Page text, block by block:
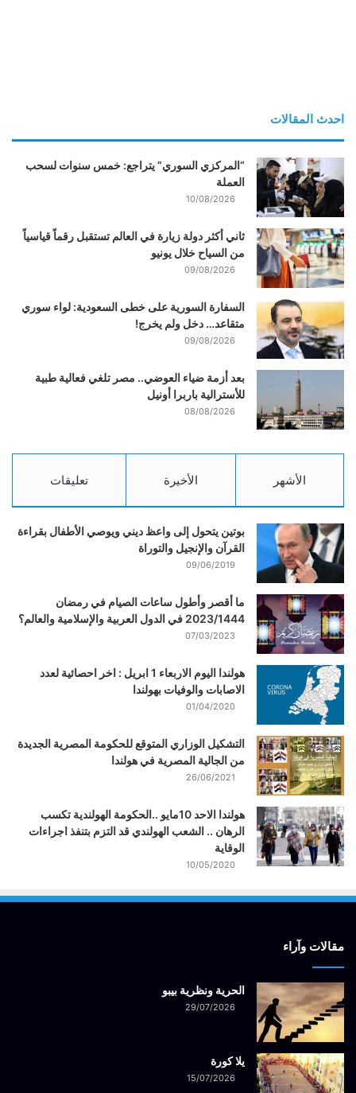
احدث المقالات
“المركزي السوري” يتراجع: خمس سنوات لسحب
العملة
10/08/2026
ثاني أكثر دولة زيارة في العالم تستقبل رقماً قياسياً
من السياح خلال يونيو
09/08/2026
السفارة السورية على خطى السعودية: لواء سوري
متقاعد… دخل ولم يخرج!
09/08/2026
بعد أزمة ضياء العوضي.. مصر تلغي فعالية طبية
للأسترالية باربرا أونيل
08/08/2026
الأشهر الأخيرة تعليقات
بوتين يتحول إلى واعظ ديني ويوصي الأطفال بقراءة
القرآن والإنجيل والتوراة
09/06/2019
ما أقصر وأطول ساعات الصيام في رمضان
2023/1444 في الدول العربية والإسلامية والعالم؟
07/03/2023
هولندا اليوم الاربعاء 1 ابريل : اخر احصائية لعدد
الاصابات والوفيات بهولندا
01/04/2020
التشكيل الوزاري المتوقع للحكومة المصرية الجديدة
من الجالية المصرية في هولندا
26/06/2021
هولندا الاحد 10مايو ..الحكومة الهولندية تكسب
الرهان .. الشعب الهولندي قد التزم بتنفذ اجراءات
الوقاية
10/05/2020
مقالات وآراء
الحرية ونظرية بيبو
29/07/2026
يلا كورة
15/07/2026